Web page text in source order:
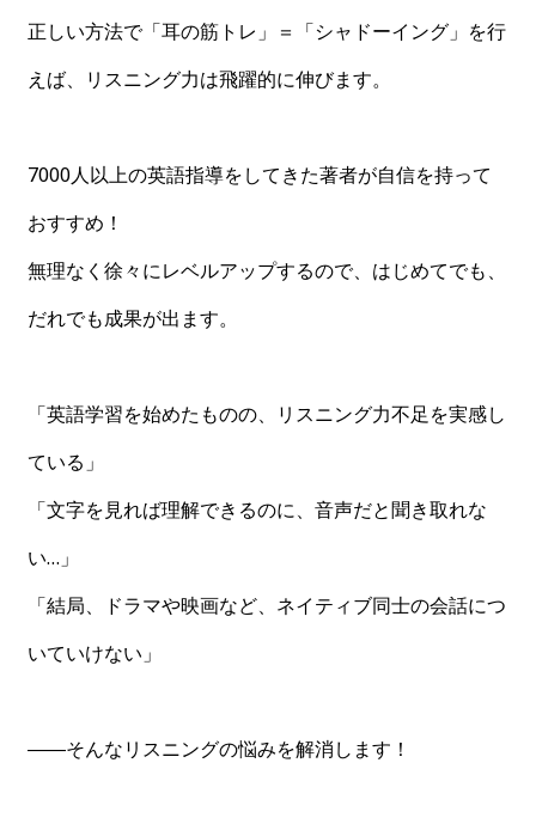
正しい方法で「耳の筋トレ」＝「シャドーイング」を行
えば、リスニング力は飛躍的に伸びます。
7000人以上の英語指導をしてきた著者が自信を持って
おすすめ！
無理なく徐々にレベルアップするので、はじめてでも、
だれでも成果が出ます。
「英語学習を始めたものの、リスニング力不足を実感し
ている」
「文字を見れば理解できるのに、音声だと聞き取れな
い…」
「結局、ドラマや映画など、ネイティブ同士の会話につ
いていけない」
――そんなリスニングの悩みを解消します！